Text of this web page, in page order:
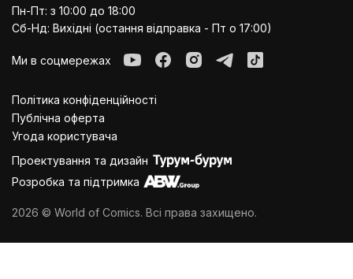
Пн-Пт: з 10:00 до 18:00
Сб-Нд: Вихідні (остання відправка - Пт о 17:00)
Ми в соцмережах
Політика конфіденційності
Публiчна оферта
Угода користувача
Проектування та дизайн
Розробка та підтримка
2026 © World of Comics. Всі права захищено.